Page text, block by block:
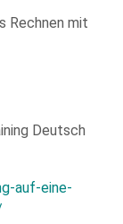
Rechnen mit
Deutsch
auf-eine-